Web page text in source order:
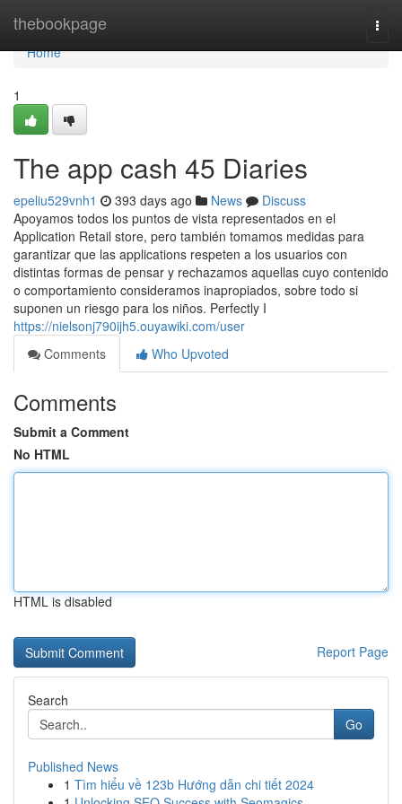
thebookpage
Home
Home
1
The app cash 45 Diaries
epeliu529vnh1 393 days ago News
Discuss
Apoyamos todos los puntos de vista representados en el
Application Retail store, pero también tomamos medidas para
garantizar que las applications respeten a los usuarios con
distintas formas de pensar y rechazamos aquellas cuyo contenido
o comportamiento consideramos inapropiados, sobre todo si
suponen un riesgo para los niños. Perfectly I
https://nielsonj790ijh5.ouyawiki.com/user
Comments
Who Upvoted
Comments
Submit a Comment
No HTML
HTML is disabled
Report Page
Search
Go
Published News
1 Tìm hiểu về 123b Hướng dẫn chi tiết 2024